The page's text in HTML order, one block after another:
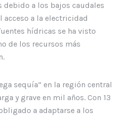
a los bajos caudales
acceso a la electricidad
hídricas se ha visto
de los recursos más
sequía” en la región central
y grave en mil años. Con 13
a adaptarse a los